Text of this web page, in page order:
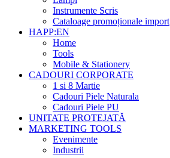
Instrumente Scris
Cataloage promoționale import
HAPP:EN
Home
Tools
Mobile & Stationery
CADOURI CORPORATE
1 si 8 Martie
Cadouri Piele Naturala
Cadouri Piele PU
UNITATE PROTEJATĂ
MARKETING TOOLS
Evenimente
Industrii